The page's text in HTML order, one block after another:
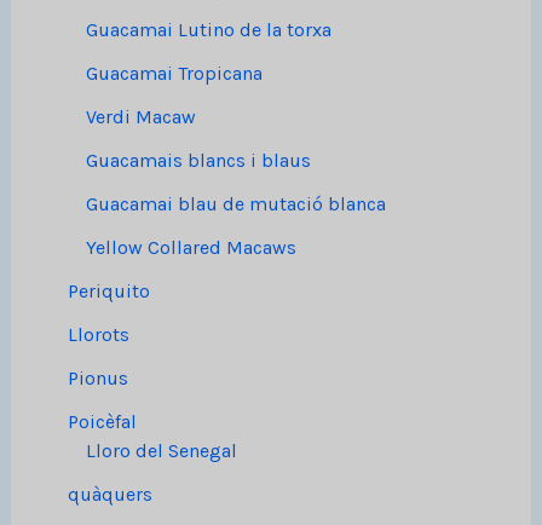
Guacamai Lutino de la torxa
Guacamai Tropicana
Verdi Macaw
Guacamais blancs i blaus
Guacamai blau de mutació blanca
Yellow Collared Macaws
Periquito
Llorots
Pionus
Poicèfal
Lloro del Senegal
quàquers